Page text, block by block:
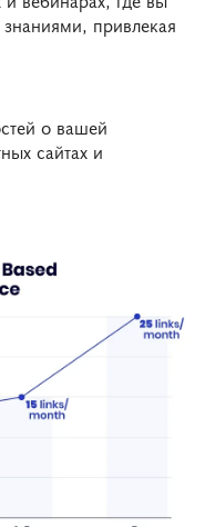
привлекая
о вашей
сайтах и